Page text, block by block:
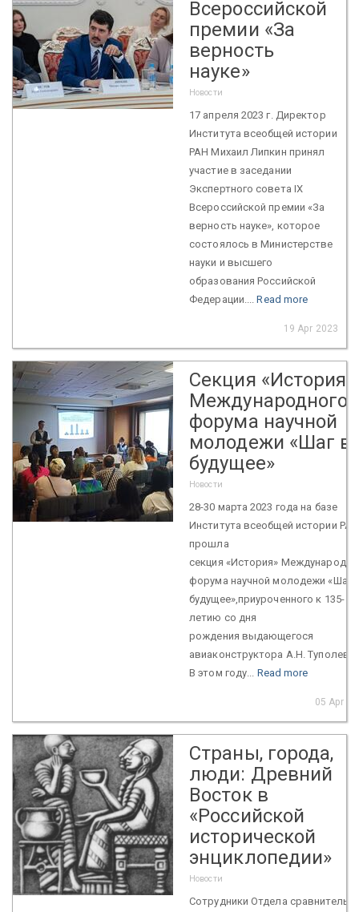
Всероссийской
премии «За
верность
науке»
Новости
17 апреля 2023 г. Директор
Института всеобщей истории
РАН Михаил Липкин принял
участие в заседании
Экспертного совета IX
Всероссийской премии «За
верность науке», которое
состоялось в Министерстве
науки и высшего
образования Российской
Федерации....Read more
19 Apr 2023
Секция «История»
Международного
форума научной
молодежи «Шаг в
будущее»
Новости
28-30 марта 2023 года на базе
Института всеобщей истории РАН
прошла
секция «История»
форума научной молодежи «Шаг
будущее»,приуроченного к 135-
летию со дня
рождения выдающегося
авиаконструктора А.Н.
В этом году... Read more
05 Apr
Страны, города,
люди: Древний
Восток в
«Российской
исторической
энциклопедии»
Новости
Сотрудники Отдела